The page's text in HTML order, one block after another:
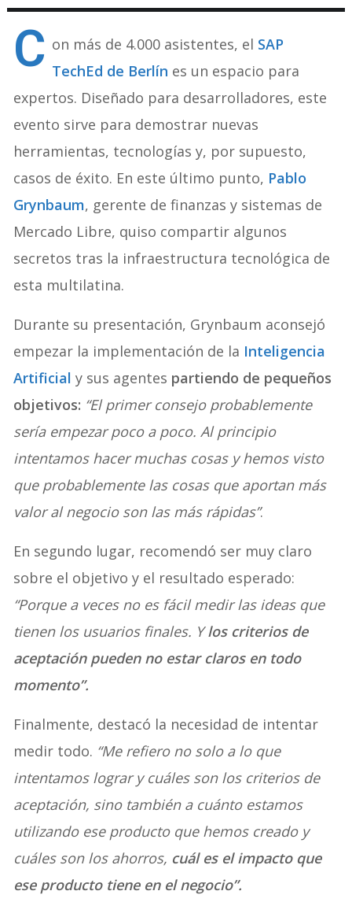
C on más de 4.000 asistentes, el SAP
TechEd de Berlín es un espacio para
expertos. Diseñado para desarrolladores, este
evento sirve para demostrar nuevas
herramientas, tecnologías y, por supuesto,
casos de éxito. En este último punto, Pablo
Grynbaum, gerente de finanzas y sistemas de
Mercado Libre, quiso compartir algunos
secretos tras la infraestructura tecnológica de
esta multilatina.
Durante su presentación, Grynbaum aconsejó
empezar la implementación de la Inteligencia
Artificial y sus agentes partiendo de pequeños
objetivos: “El primer consejo probablemente
sería empezar poco a poco. Al principio
intentamos hacer muchas cosas y hemos visto
que probablemente las cosas que aportan más
valor al negocio son las más rápidas”.
En segundo lugar, recomendó ser muy claro
sobre el objetivo y el resultado esperado:
“Porque a veces no es fácil medir las ideas que
tienen los usuarios finales. Ylos criterios de
aceptación pueden no estar claros en todo
momento”.
Finalmente, destacó la necesidad de intentar
medir todo. “Me refiero no solo a lo que
intentamos lograr y cuáles son los criterios de
aceptación, sino también a cuánto estamos
utilizando ese producto que hemos creado y
cuáles son los ahorros, cuál es el impacto que
ese producto tiene en el negocio”.